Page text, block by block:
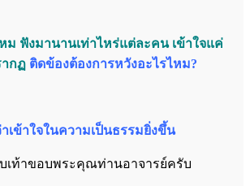
ม ฟังมานานเท่าไหร่แต่ละคน เข้าใจแค่
กฏ ติดข้องต้องการหวังอะไรไหม?
เข้าใจในความเป็นธรรมยิ่งขึ้น
เท้าขอบพระคุณท่านอาจารย์ครับ